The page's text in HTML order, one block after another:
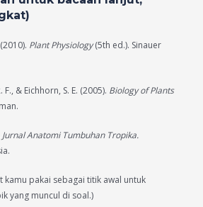
Plant Physiology(5th ed.). Sinauer
F., & Eichhorn, S. E. (2005). Biology of Plants
Jurnal Anatomi Tumbuhan Tropika.
kamu pakai sebagai titik awal untuk
yang muncul di soal.)